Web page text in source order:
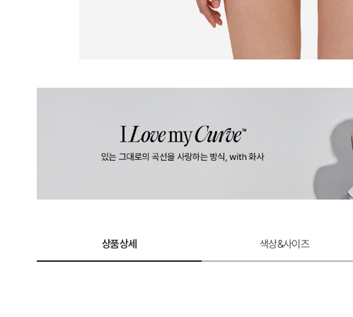
상품상세 색상&사이즈